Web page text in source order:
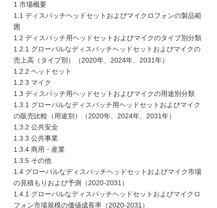
1 市場概要
1.1 ディスパッチヘッドセットおよびマイクロフォンの製品範
囲
1.2 ディスパッチ用ヘッドセットおよびマイクのタイプ別分類
1.2.1 グローバルなディスパッチヘッドセットおよびマイクの
売上高（タイプ別）（2020年、2024年、2031年）
1.2.2 ヘッドセット
1.2.3 マイク
1.3 ディスパッチ用ヘッドセットおよびマイクの用途別分類
1.3.1 グローバルなディスパッチ用ヘッドセットおよびマイク
の販売比較（用途別）（2020年、2024年、2031年）
1.3.2 公共安全
1.3.3 公共事業
1.3.4 商用・産業
1.3.5 その他
1.4 グローバルなディスパッチヘッドセットおよびマイク市場
の見積もりおよび予測（2020-2031）
1.4.1 グローバルなディスパッチヘッドセットおよびマイクロ
フォン市場規模の価値成長率（2020-2031）